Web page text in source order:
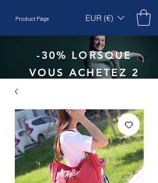
Product Page EUR (€)
-30% LORSQUE
VOUS ACHETEZ 2
:EBEPEX30